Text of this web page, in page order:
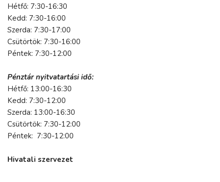
Hétfő: 7:30-16:30
Kedd: 7:30-16:00
Szerda: 7:30-17:00
Csütörtök: 7:30-16:00
Péntek: 7:30-12:00
Pénztár nyitvatartási idő:
Hétfő: 13:00-16:30
Kedd: 7:30-12:00
Szerda: 13:00-16:30
Csütörtök: 7:30-12:00
Péntek: 7:30-12:00
Hivatali szervezet